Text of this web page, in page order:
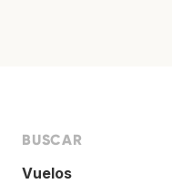
BUSCAR
Vuelos